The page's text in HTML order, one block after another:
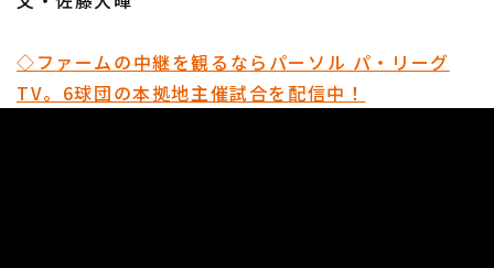
◇ファームの中継を観るならパーソル パ・リーグ
TV。6球団の本拠地主催試合を配信中！